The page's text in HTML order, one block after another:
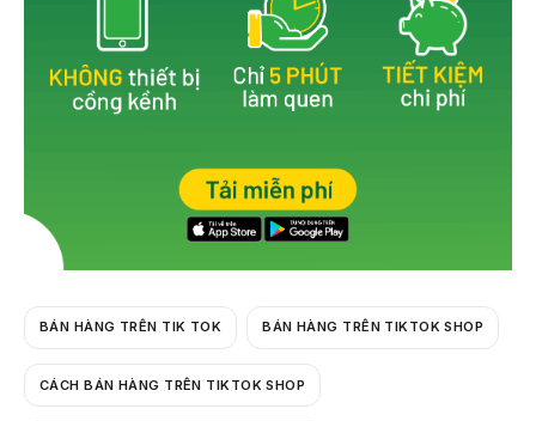
BÁN HÀNG TRÊN TIK TOK BÁN HÀNG TRÊN TIKTOK SHOP
CÁCH BÁN HÀNG TRÊN TIKTOK SHOP